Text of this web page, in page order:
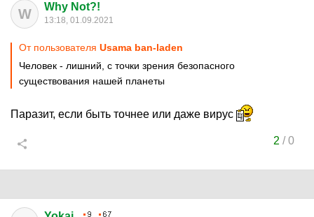
W Why Not?!
13:18, 01.09.2021
От пользователя Usama ban-laden
Человек - лишний, с точки зрения безопасного
существования нашей планеты
Паразит, если быть точнее или даже вирус
2 /0